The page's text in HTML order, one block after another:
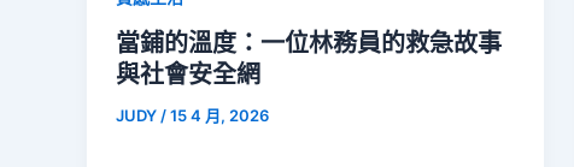
當鋪的溫度：一位林務員的救急故事
與社會安全網
JUDY /15 4 月, 2026